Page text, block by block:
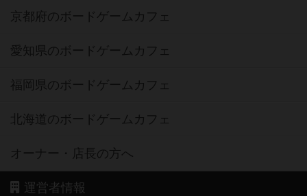
京都府のボードゲームカフェ
愛知県のボードゲームカフェ
福岡県のボードゲームカフェ
北海道のボードゲームカフェ
オーナー・店長の方へ
運営者情報